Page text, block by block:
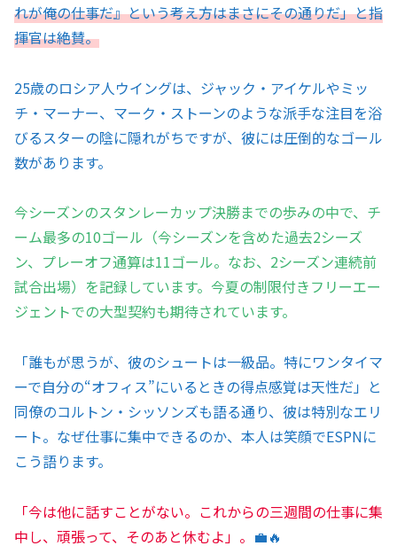
れが俺の仕事だ』という考え方はまさにその通りだ」と指
揮官は絶賛。
25歳のロシア人ウイングは、ジャック・アイケルやミッ
チ・マーナー、マーク・ストーンのような派手な注目を浴
びるスターの陰に隠れがちですが、彼には圧倒的なゴール
数があります。
今シーズンのスタンレーカップ決勝までの歩みの中で、チ
ーム最多の10ゴール（今シーズンを含めた過去2シーズ
ン、プレーオフ通算は11ゴール。なお、2シーズン連続前
試合出場）を記録しています。今夏の制限付きフリーエー
ジェントでの大型契約も期待されています。
「誰もが思うが、彼のシュートは一級品。特にワンタイマ
ーで自分の“オフィス”にいるときの得点感覚は天性だ」と
同僚のコルトン・シッソンズも語る通り、彼は特別なエリ
ート。なぜ仕事に集中できるのか、本人は笑顔でESPNに
こう語ります。
「今は他に話すことがない。これからの三週間の仕事に集
中し、頑張って、そのあと休むよ」。 💼🔥